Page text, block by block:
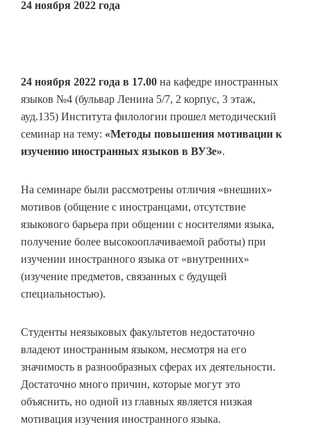
24 ноября 2022 года
24 ноября 2022 года в 17.00 на кафедре иностранных
языков №4 (бульвар Ленина 5/7, 2 корпус, 3 этаж,
ауд.135) Института филологии прошел методический
семинар на тему: «Методы повышения мотивации к
изучению иностранных языков в ВУЗе».
На семинаре были рассмотрены отличия «внешних»
мотивов (общение с иностранцами, отсутствие
языкового барьера при общении с носителями языка,
получение более высокооплачиваемой работы) при
изучении иностранного языка от «внутренних»
(изучение предметов, связанных с будущей
специальностью).
Студенты неязыковых факультетов недостаточно
владеют иностранным языком, несмотря на его
значимость в разнообразных сферах их деятельности.
Достаточно много причин, которые могут это
объяснить, но одной из главных является низкая
мотивация изучения иностранного языка.